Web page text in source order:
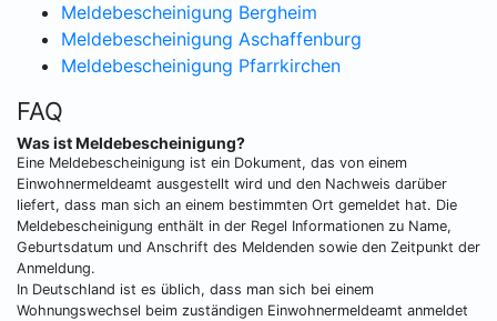
Meldebescheinigung Bergheim
Meldebescheinigung Aschaffenburg
Meldebescheinigung Pfarrkirchen
FAQ
Was ist Meldebescheinigung?
Eine Meldebescheinigung ist ein Dokument, das von einem
Einwohnermeldeamt ausgestellt wird und den Nachweis darüber
liefert, dass man sich an einem bestimmten Ort gemeldet hat. Die
Meldebescheinigung enthält in der Regel Informationen zu Name,
Geburtsdatum und Anschrift des Meldenden sowie den Zeitpunkt der
Anmeldung.
In Deutschland ist es üblich, dass man sich bei einem
Wohnungswechsel beim zuständigen Einwohnermeldeamt anmeldet